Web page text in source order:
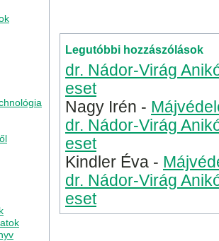
Legutóbbi hozzászólások
dr. Nádor-Virág
eset
Nagy Irén -
dr. Nádor-Virág
eset
Kindler Éva -
dr. Nádor-Virág
eset